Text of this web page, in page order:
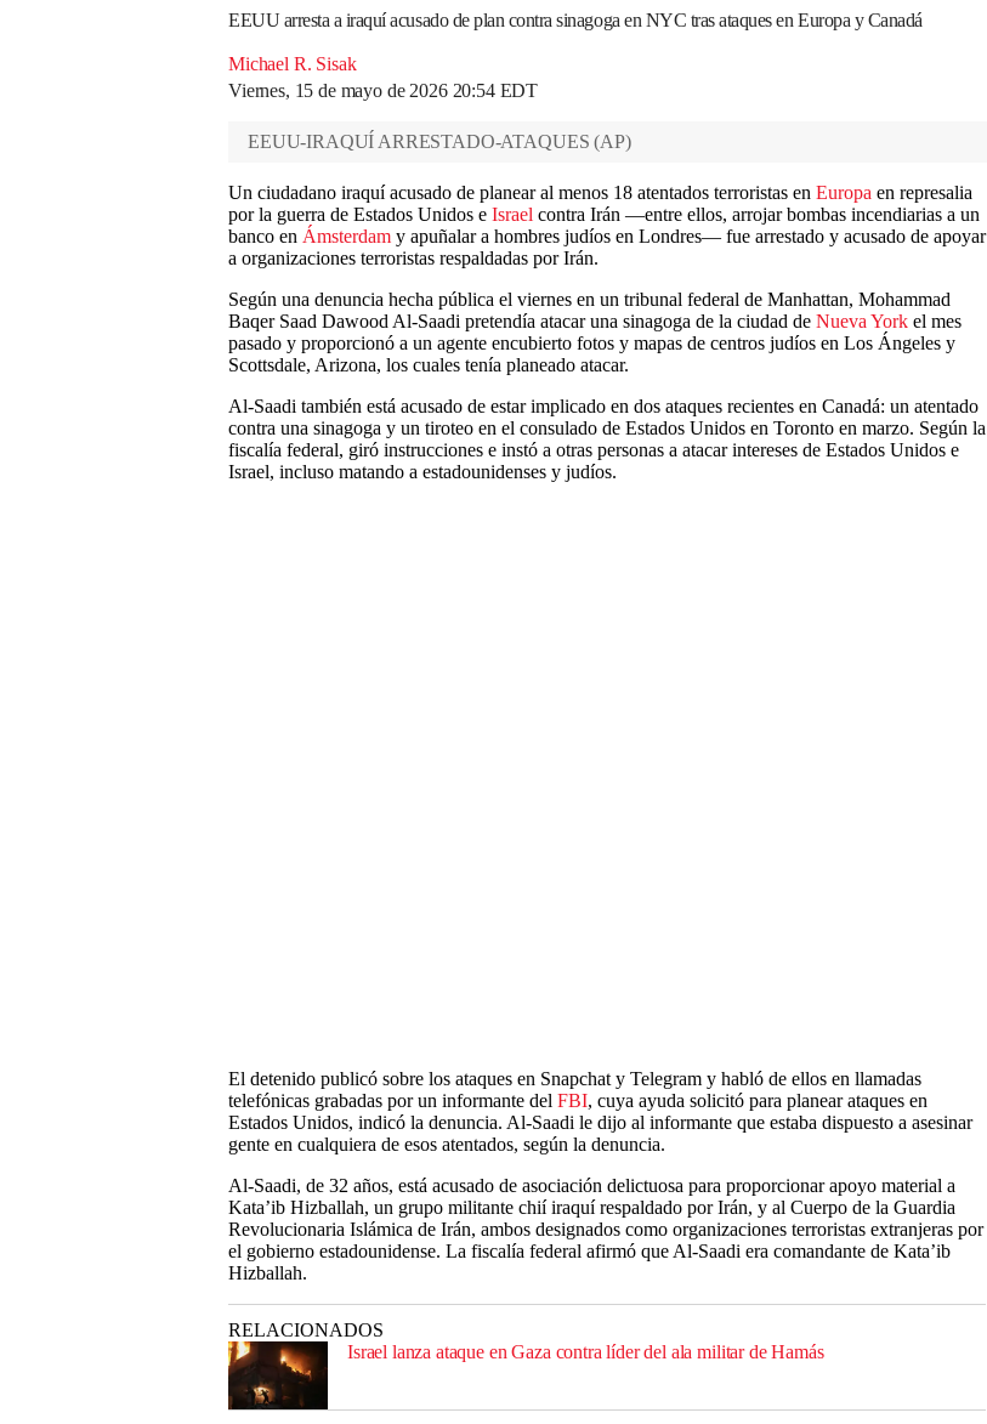
EEUU arresta a iraquí acusado de plan contra sinagoga en NYC tras ataques en Europa y Canadá
Michael R. Sisak
Viernes, 15 de mayo de 2026 20:54 EDT
EEUU-IRAQUÍ ARRESTADO-ATAQUES (AP)
Un ciudadano iraquí acusado de planear al menos 18 atentados terroristas en Europa en represalia
por la guerra de Estados Unidos e Israel contra Irán —entre ellos, arrojar bombas incendiarias a un
banco en Ámsterdam y apuñalar a hombres judíos en Londres— fue arrestado y acusado de apoyar
a organizaciones terroristas respaldadas por Irán.
Según una denuncia hecha pública el viernes en un tribunal federal de Manhattan, Mohammad
Baqer Saad Dawood Al-Saadi pretendía atacar una sinagoga de la ciudad de Nueva York el mes
pasado y proporcionó a un agente encubierto fotos y mapas de centros judíos en Los Ángeles y
Scottsdale, Arizona, los cuales tenía planeado atacar.
Al-Saadi también está acusado de estar implicado en dos ataques recientes en Canadá: un atentado
contra una sinagoga y un tiroteo en el consulado de Estados Unidos en Toronto en marzo. Según la
fiscalía federal, giró instrucciones e instó a otras personas a atacar intereses de Estados Unidos e
Israel, incluso matando a estadounidenses y judíos.
El detenido publicó sobre los ataques en Snapchat y Telegram y habló de ellos en llamadas
telefónicas grabadas por un informante del FBI, cuya ayuda solicitó para planear ataques en
Estados Unidos, indicó la denuncia. Al-Saadi le dijo al informante que estaba dispuesto a asesinar
gente en cualquiera de esos atentados, según la denuncia.
Al-Saadi, de 32 años, está acusado de asociación delictuosa para proporcionar apoyo material a
Kata’ib Hizballah, un grupo militante chií iraquí respaldado por Irán, y al Cuerpo de la Guardia
Revolucionaria Islámica de Irán, ambos designados como organizaciones terroristas extranjeras por
el gobierno estadounidense. La fiscalía federal afirmó que Al-Saadi era comandante de Kata’ib
Hizballah.
RELACIONADOS
Israel lanza ataque en Gaza contra líder del ala militar de Hamás